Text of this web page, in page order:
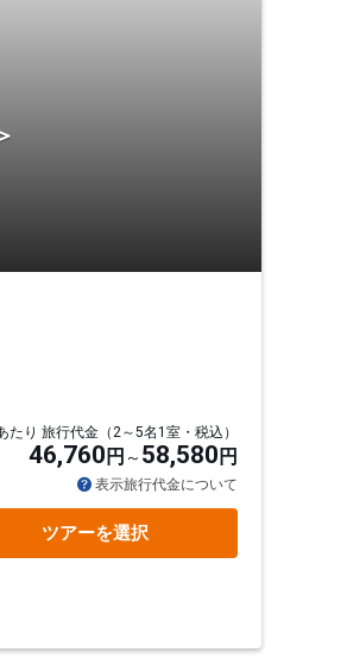
たり 旅行代金（2～5名1室・税込）
46,760 円 58,580 円
表示旅行代金について
ツアーを選択